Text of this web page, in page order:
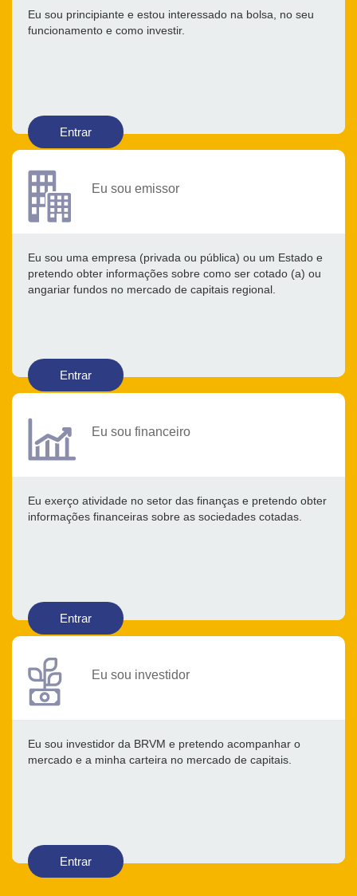
Eu sou principiante e estou interessado na bolsa, no seu
funcionamento e como investir.
Entrar
Eu sou emissor
Eu sou uma empresa (privada ou pública) ou um Estado e
pretendo obter informações sobre como ser cotado (a) ou
angariar fundos no mercado de capitais regional.
Entrar
Eu sou financeiro
Eu exerço atividade no setor das finanças e pretendo obter
informações financeiras sobre as sociedades cotadas.
Entrar
Eu sou investidor
Eu sou investidor da BRVM e pretendo acompanhar o
mercado e a minha carteira no mercado de capitais.
Entrar